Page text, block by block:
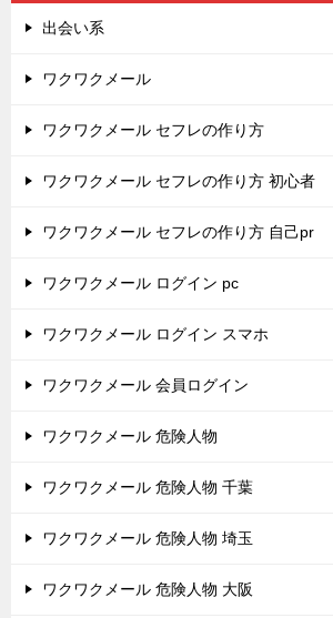
出会い系
ワクワクメール
ワクワクメール セフレの作り方
ワクワクメール セフレの作り方 初心者
ワクワクメール セフレの作り方 自己pr
ワクワクメール ログイン pc
ワクワクメール ログイン スマホ
ワクワクメール 会員ログイン
ワクワクメール 危険人物
ワクワクメール 危険人物 千葉
ワクワクメール 危険人物 埼玉
ワクワクメール 危険人物 大阪